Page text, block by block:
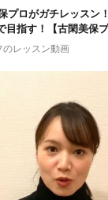
プロがガチレッスン
指す！【古閑美保
のレッスン動画